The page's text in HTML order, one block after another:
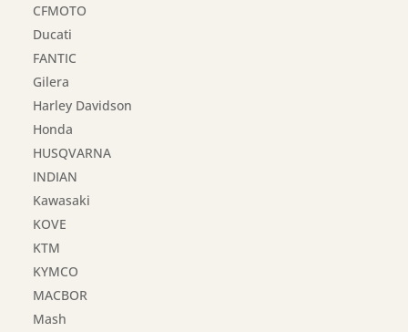
CFMOTO
Ducati
FANTIC
Gilera
Harley Davidson
Honda
HUSQVARNA
INDIAN
Kawasaki
KOVE
KTM
KYMCO
MACBOR
Mash